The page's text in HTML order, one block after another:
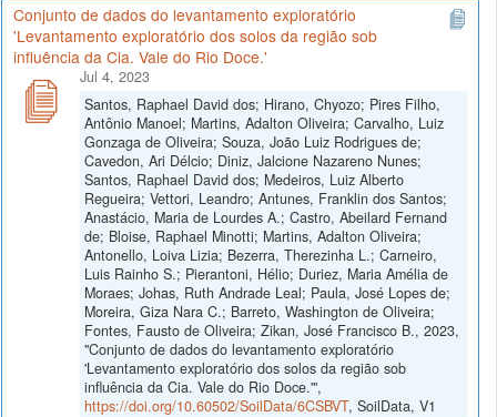
Conjunto de dados do levantamento exploratório
'Levantamento exploratório dos solos da região sob
influência da Cia. Vale do Rio Doce.'
Jul 4, 2023
Santos, Raphael David dos; Hirano, Chyozo; Pires Filho,
Antônio Manoel; Martins, Adalton Oliveira; Carvalho, Luiz
Gonzaga de Oliveira; Souza, João Luiz Rodrigues de;
Cavedon, Ari Délcio; Diniz, Jalcione Nazareno Nunes;
Santos, Raphael David dos; Medeiros, Luiz Alberto
Regueira; Vettori, Leandro; Antunes, Franklin dos Santos;
Anastácio, Maria de Lourdes A.; Castro, Abeilard Fernand
de; Bloise, Raphael Minotti; Martins, Adalton Oliveira;
Antonello, Loiva Lizia; Bezerra, Therezinha L.; Carneiro,
Luis Rainho S.; Pierantoni, Hélio; Duriez, Maria Amélia de
Moraes; Johas, Ruth Andrade Leal; Paula, José Lopes de;
Moreira, Giza Nara C.; Barreto, Washington de Oliveira;
Fontes, Fausto de Oliveira; Zikan, José Francisco B., 2023,
"Conjunto de dados do levantamento exploratório
'Levantamento exploratório dos solos da região sob
influência da Cia. Vale do Rio Doce.'",
https://doi.org/10.60502/SoilData/6CSBVT, SoilData, V1